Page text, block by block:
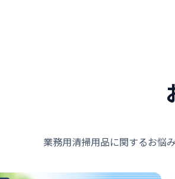
業務用清掃用品に関するお悩